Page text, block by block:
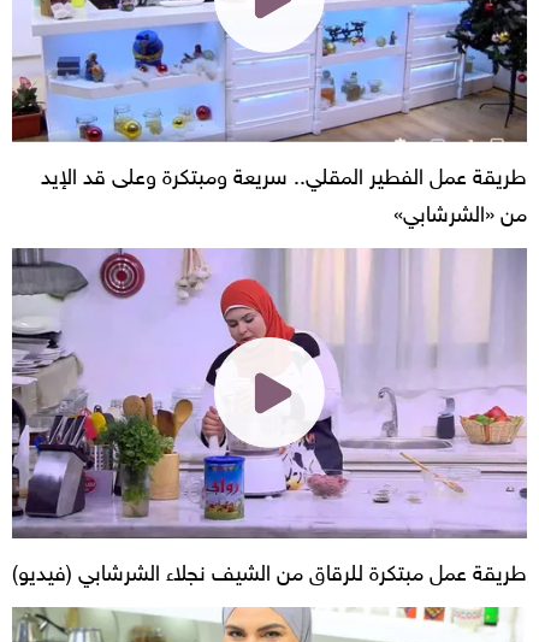
طريقة عمل الفطير المقلي.. سريعة ومبتكرة وعلى قد الإيد
من «الشرشابي»
طريقة عمل مبتكرة للرقاق من الشيف نجلاء الشرشابي (فيديو)